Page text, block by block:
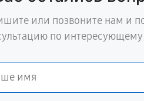
или позвоните нам и
по интересующему